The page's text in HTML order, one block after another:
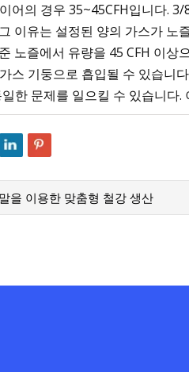
어의 경우 35~45CFH입니다.
이유는 설정된 양의 가스가 노
노즐에서 유량을 45 CFH 이
스 기둥으로 흡입될 수 있습니
한 문제를 일으킬 수 있습니다
을 이용한 맞춤형 철강 생산